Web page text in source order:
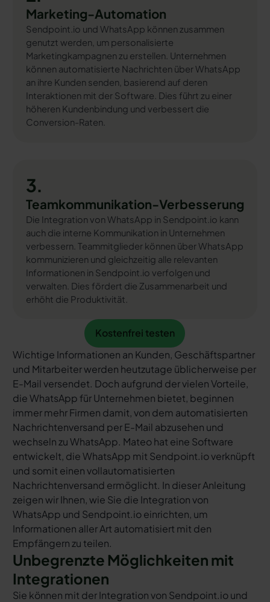
Marketing-Automation
Sendpoint.io und WhatsApp können zusammen
genutzt werden, um personalisierte
Marketingkampagnen zu erstellen. Unternehmen
können automatisierte Nachrichten über WhatsApp
an ihre Kunden senden, basierend auf deren
Interaktionen mit der Software. Dies führt zu einer
höheren Kundenbindung und verbessert die
Conversion-Raten.
3.
Teamkommunikation-Verbesserung
Die Integration von WhatsApp in Sendpoint.io kann
auch die interne Kommunikation in Unternehmen
verbessern. Teammitglieder können über WhatsApp
kommunizieren und gleichzeitig alle relevanten
Informationen in Sendpoint.io verfolgen und
verwalten. Dies fördert die Zusammenarbeit und
erhöht die Produktivität.
Kostenfrei testen
Kostenfrei testen
Wichtige Informationen an Kunden, Geschäftspartner
und Mitarbeiter werden heutzutage üblicherweise per
E-Mail versendet. Doch aufgrund der vielen Vorteile,
die WhatsApp für Unternehmen bietet, beginnen
immer mehr Firmen damit, von dem automatisierten
Nachrichtenversand per E-Mail abzusehen und
wechseln zu WhatsApp. Mateo hat eine Software
entwickelt, die WhatsApp mit Sendpoint.io verknüpft
und somit einen vollautomatisierten
Nachrichtenversand ermöglicht. In dieser Anleitung
zeigen wir Ihnen, wie Sie die Integration von
WhatsApp und Sendpoint.io einrichten, um
Informationen aller Art automatisiert mit den
Empfängern zu teilen.
Unbegrenzte Möglichkeiten mit
Integrationen
Sie können mit der Integration von Sendpoint.io und